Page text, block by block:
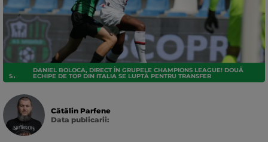
STRANIERI
DANIEL BOLOCA, DIRECT ÎN GRUPELE CHAMPIONS LEAGUE! DOUĂ
ECHIPE DE TOP DIN ITALIA SE LUPTĂ PENTRU TRANSFER
Cătălin Parfene
Data publicarii: